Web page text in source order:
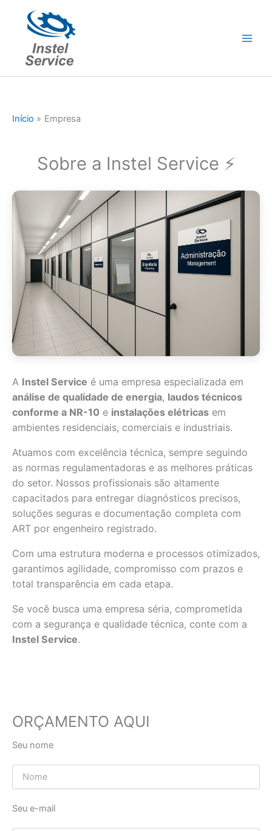
conteúdo
Início Empresa
Sobre a Instel Service ⚡
A Instel Service é uma empresa especializada em
análise de qualidade de energia, laudos técnicos
conforme a NR-10 e instalações elétricas em
ambientes residenciais, comerciais e industriais.
Atuamos com excelência técnica, sempre seguindo
as normas regulamentadoras e as melhores práticas
do setor. Nossos profissionais são altamente
capacitados para entregar diagnósticos precisos,
soluções seguras e documentação completa com
ART por engenheiro registrado.
Com uma estrutura moderna e processos otimizados,
garantimos agilidade, compromisso com prazos e
total transparência em cada etapa.
Se você busca uma empresa séria, comprometida
com a segurança e qualidade técnica, conte com a
Instel Service.
ORÇAMENTO AQUI
Seu nome
Seu e-mail